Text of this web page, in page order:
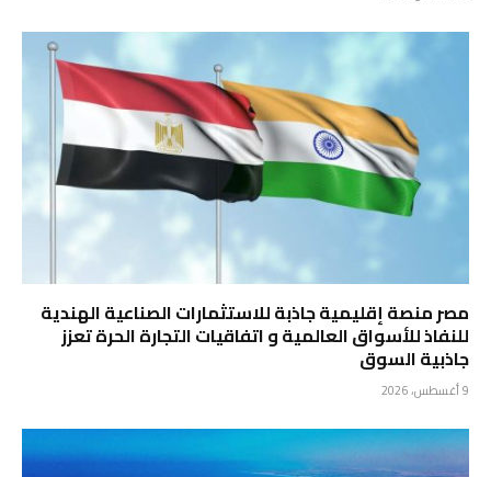
مصر منصة إقليمية جاذبة للاستثمارات الصناعية الهندية
للنفاذ للأسواق العالمية و اتفاقيات التجارة الحرة تعزز
جاذبية السوق
9 أغسطس، 2026